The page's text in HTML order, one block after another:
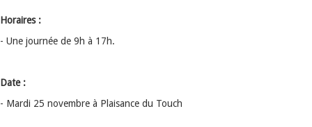
Horaires :
- Une journée de 9h à 17h.
Date :
- Mardi 25 novembre à Plaisance du Touch